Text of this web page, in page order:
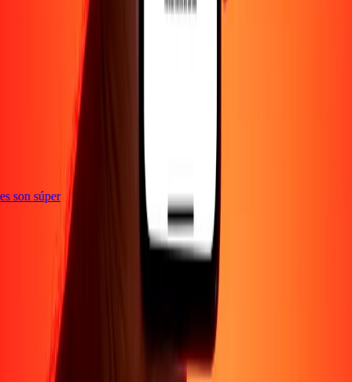
son súper
Blog Corporativo
Política de privacidad
Aviso de cookiesTérminos y